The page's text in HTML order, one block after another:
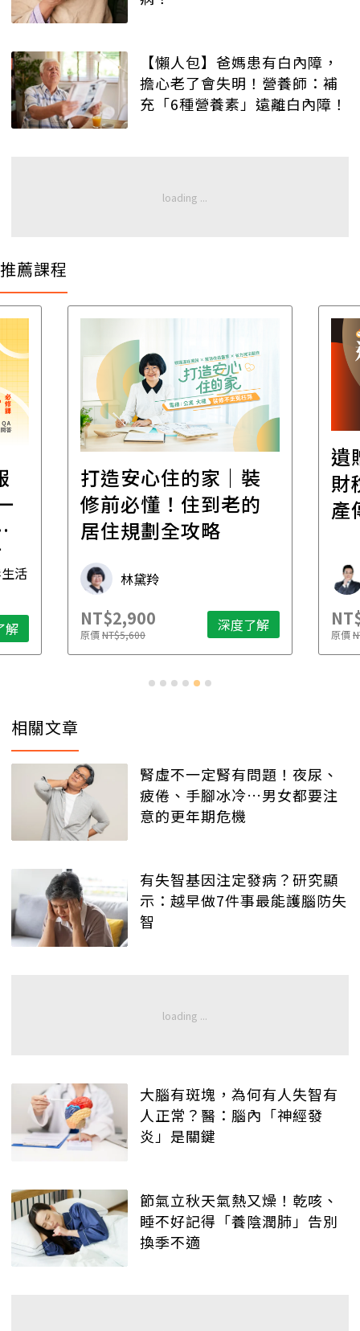
【懶人包】爸媽患有白內障，
擔心老了會失明！營養師：補
充「6種營養素」遠離白內障！
推薦課程
活
解
打造安心住的家｜裝
修前必懂！住到老的
居住規劃全攻略
林黛羚
NT$2,900
原價NT$5,600 深度了解
遺
財
產
原價
相關文章
腎虛不一定腎有問題！夜尿、
疲倦、手腳冰冷…男女都要注
意的更年期危機
有失智基因注定發病？研究顯
示：越早做7件事最能護腦防失
智
大腦有斑塊，為何有人失智有
人正常？醫：腦內「神經發
炎」是關鍵
節氣立秋天氣熱又燥！乾咳、
睡不好記得「養陰潤肺」告別
換季不適